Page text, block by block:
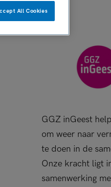
GGZ inGeest
om weer naar
te doen in de
Onze kracht ligt
samenwerking
All Cookies